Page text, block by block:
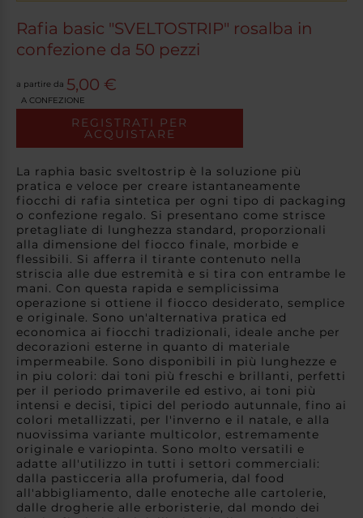
Rafia basic "SVELTOSTRIP" rosalba in
confezione da 50 pezzi
a partire da 5,00 €
A CONFEZIONE
REGISTRATI PER
ACQUISTARE
La raphia basic sveltostrip è la soluzione più
pratica e veloce per creare istantaneamente
fiocchi di rafia sintetica per ogni tipo di packaging
o confezione regalo. Si presentano come strisce
pretagliate di lunghezza standard, proporzionali
alla dimensione del fiocco finale, morbide e
flessibili. Si afferra il tirante contenuto nella
striscia alle due estremità e si tira con entrambe le
mani. Con questa rapida e semplicissima
operazione si ottiene il fiocco desiderato, semplice
e originale. Sono un'alternativa pratica ed
economica ai fiocchi tradizionali, ideale anche per
decorazioni esterne in quanto di materiale
impermeabile. Sono disponibili in più lunghezze e
in piu colori: dai toni più freschi e brillanti, perfetti
per il periodo primaverile ed estivo, ai toni più
intensi e decisi, tipici del periodo autunnale, fino ai
colori metallizzati, per l'inverno e il natale, e alla
nuovissima variante multicolor, estremamente
originale e variopinta. Sono molto versatili e
adatte all'utilizzo in tutti i settori commerciali:
dalla pasticceria alla profumeria, dal food
all'abbigliamento, dalle enoteche alle cartolerie,
dalle drogherie alle erboristerie, dal mondo dei